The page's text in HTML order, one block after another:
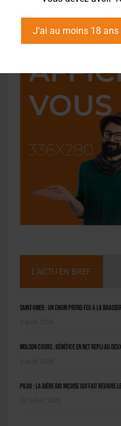
J'ai au moins 18 ans
L'ACTU EN BREF
Saint-Omer : un engin prend feu à la
Molson Coors : bénéfice en net repli au
Pilou : la bière bio niçoise qui fait revivre